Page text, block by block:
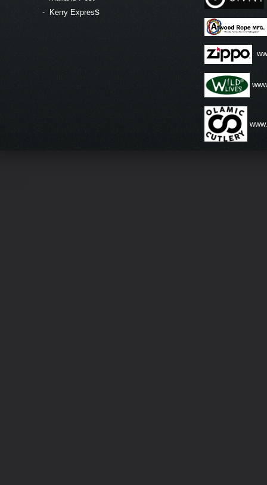
-
Kerry Express